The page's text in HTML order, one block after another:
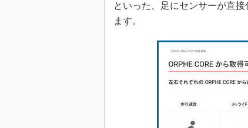
といった、足にセンサーが直
ます。